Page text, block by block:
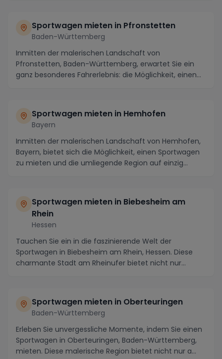
Sportwagen mieten in Pfronstetten
Baden-Württemberg
Inmitten der malerischen Landschaft von
Pfronstetten, Baden-Württemberg, erwartet Sie ein
ganz besonderes Fahrerlebnis: die Möglichkeit, einen
Sportwagen mieten in Hemhofen
Bayern
Inmitten der malerischen Landschaft von Hemhofen,
Bayern, bietet sich die Möglichkeit, einen Sportwagen
zu mieten und die umliegende Region auf einzig...
Sportwagen mieten in Biebesheim am
Rhein
Hessen
Tauchen Sie ein in die faszinierende Welt der
Sportwagen in Biebesheim am Rhein, Hessen. Diese
charmante Stadt am Rheinufer bietet nicht nur
Sportwagen mieten in Oberteuringen
Baden-Württemberg
Erleben Sie unvergessliche Momente, indem Sie einen
Sportwagen in Oberteuringen, Baden-Württemberg,
mieten. Diese malerische Region bietet nicht nur a...